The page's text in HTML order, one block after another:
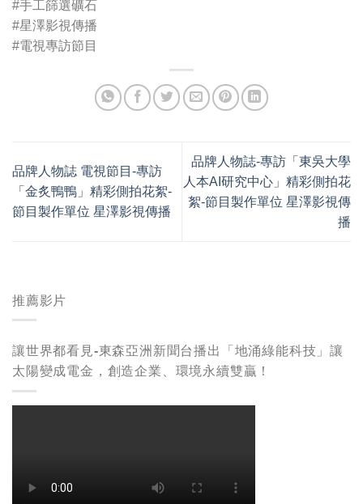
推薦影片
讓世界都看見-東森亞洲新聞台播出「地涌綠能科技」讓
太陽變成電金，創造企業、環境永續雙贏！
#手工篩選礦石
#星澤影視傳播
#電視專訪節目
品牌人物誌 電視節目-專訪
「金炙鴨鴨」精彩側拍花絮-
節目製作單位 星澤影視傳播
品牌人物誌-專訪「東吳大學
人本AI研究中心」精彩側拍花
絮-節目製作單位 星澤影視傳
播